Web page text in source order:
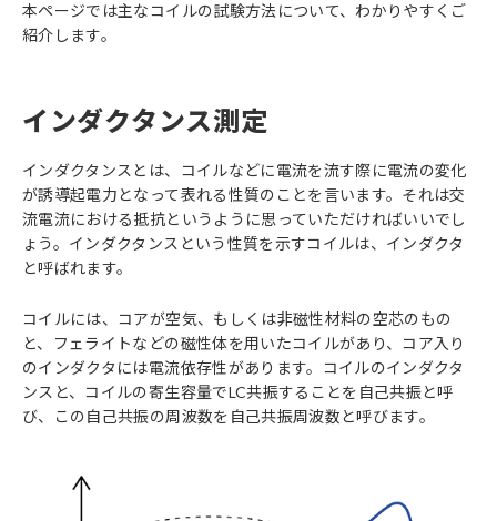
本ページでは主なコイルの試験方法について、わかりやすくご
紹介します。
インダクタンス測定
インダクタンスとは、コイルなどに電流を流す際に電流の変化
が誘導起電力となって表れる性質のことを言います。それは交
流電流における抵抗というように思っていただければいいでし
ょう。インダクタンスという性質を示すコイルは、インダクタ
と呼ばれます。
コイルには、コアが空気、もしくは非磁性材料の空芯のもの
と、フェライトなどの磁性体を用いたコイルがあり、コア入り
のインダクタには電流依存性があります。コイルのインダクタ
ンスと、コイルの寄生容量でLC共振することを自己共振と呼
び、この自己共振の周波数を自己共振周波数と呼びます。